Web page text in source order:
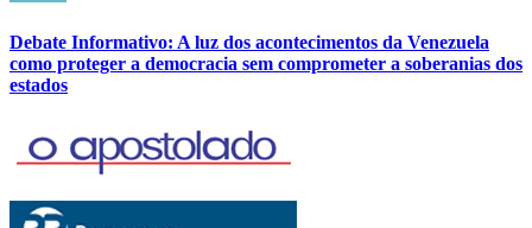
Debate Informativo: A luz dos acontecimentos da Venezuela
como proteger a democracia sem comprometer a soberanias dos
estados